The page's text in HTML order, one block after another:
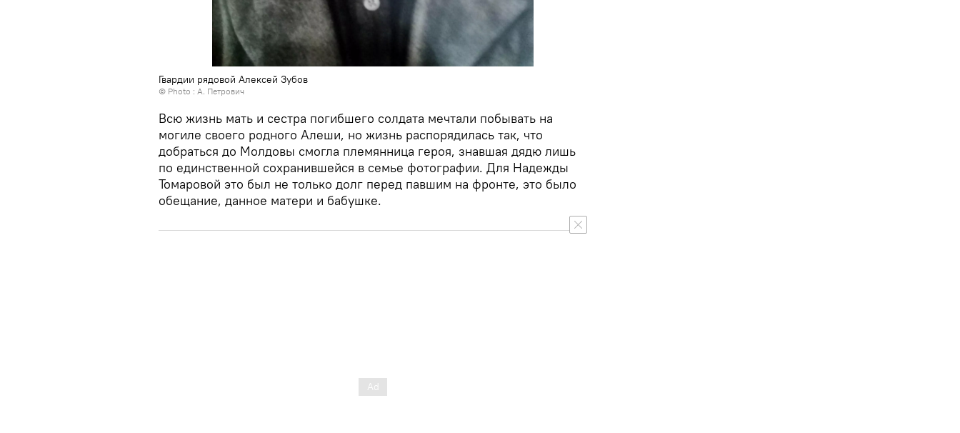
Гвардии рядовой Алексей Зубов
© Photo : А. Петрович
Всю жизнь мать и сестра погибшего солдата мечтали побывать на
могиле своего родного Алеши, но жизнь распорядилась так, что
добраться до Молдовы смогла племянница героя, знавшая дядю лишь
по единственной сохранившейся в семье фотографии. Для Надежды
Томаровой это был не только долг перед павшим на фронте, это было
обещание, данное матери и бабушке.